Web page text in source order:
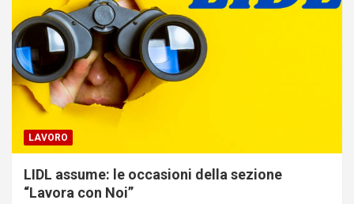
LAVORO
LIDL assume: le occasioni della sezione
“Lavora con Noi”